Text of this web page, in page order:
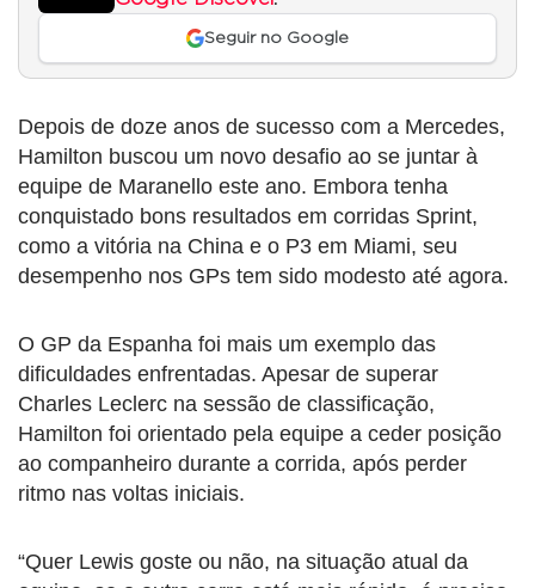
Seguir no Google
Depois de doze anos de sucesso com a Mercedes,
Hamilton buscou um novo desafio ao se juntar à
equipe de Maranello este ano. Embora tenha
conquistado bons resultados em corridas Sprint,
como a vitória na China e o P3 em Miami, seu
desempenho nos GPs tem sido modesto até agora.
O GP da Espanha foi mais um exemplo das
dificuldades enfrentadas. Apesar de superar
Charles Leclerc na sessão de classificação,
Hamilton foi orientado pela equipe a ceder posição
ao companheiro durante a corrida, após perder
ritmo nas voltas iniciais.
“Quer Lewis goste ou não, na situação atual da